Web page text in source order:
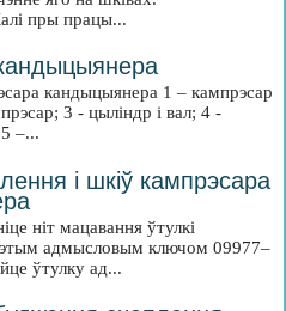
пры працы...
кандыцыянера 1 – кампрэсар
3 - цыліндр і вал; 4 -
–...
і шкіў кампрэсара
ніт мацавання ўтулкі
адмысловым ключом 09977–
ўтулку ад...